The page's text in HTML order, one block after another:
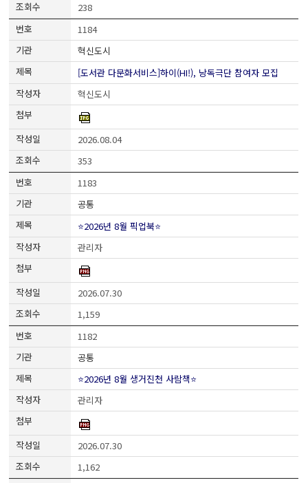
238
1184
혁신도시
[도서관 다문화서비스]하이(HI!), 낭독극단 참여자 모집
혁신도시
2026.08.04
353
1183
공통
⭐2026년 8월 픽업북⭐
관리자
2026.07.30
1,159
1182
공통
⭐2026년 8월 생거진천 사람책⭐
관리자
2026.07.30
1,162